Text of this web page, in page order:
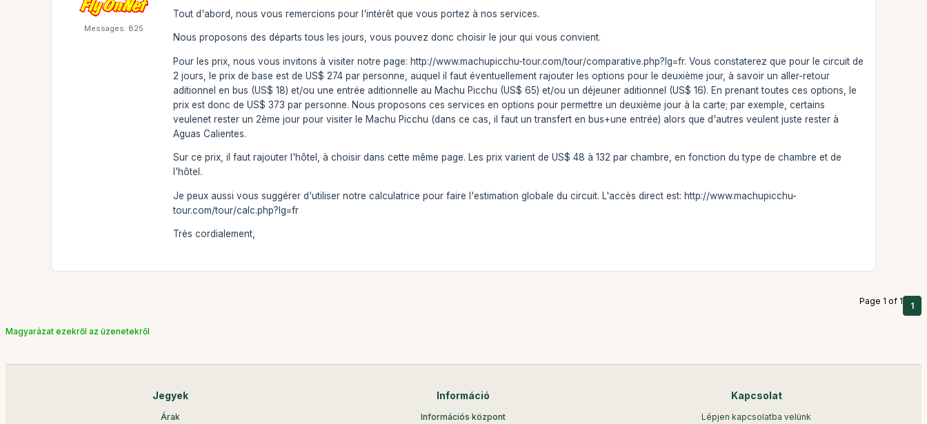
Messages: 825
Tout d'abord, nous vous remercions pour l'intérêt que vous portez à nos services.
Nous proposons des départs tous les jours, vous pouvez donc choisir le jour qui vous convient.
Pour les prix, nous vous invitons à visiter notre page: http://www.machupicchu-tour.com/tour/comparative.php?lg=fr. Vous constaterez que pour le circuit de
2 jours, le prix de base est de US$ 274 par personne, auquel il faut éventuellement rajouter les options pour le deuxième jour, à savoir un aller-retour
aditionnel en bus (US$ 18) et/ou une entrée aditionnelle au Machu Picchu (US$ 65) et/ou un déjeuner aditionnel (US$ 16). En prenant toutes ces options, le
prix est donc de US$ 373 par personne. Nous proposons ces services en options pour permettre un deuxième jour à la carte; par exemple, certains
veulenet rester un 2ème jour pour visiter le Machu Picchu (dans ce cas, il faut un transfert en bus+une entrée) alors que d'autres veulent juste rester à
Aguas Calientes.
Sur ce prix, il faut rajouter l'hôtel, à choisir dans cette même page. Les prix varient de US$ 48 à 132 par chambre, en fonction du type de chambre et de
l'hôtel.
Je peux aussi vous suggérer d'utiliser notre calculatrice pour faire l'estimation globale du circuit. L'accès direct est: http://www.machupicchu-
tour.com/tour/calc.php?lg=fr
Très cordialement,
Page 1 of 1 1
Magyarázat ezekről az üzenetekről
Jegyek
Árak
Információ
Információs központ
Kapcsolat
Lépjen kapcsolatba velünk